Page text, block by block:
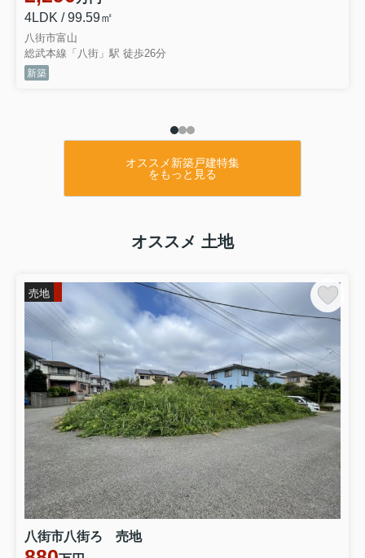
4LDK / 99.59㎡
八街市富山
総武本線「八街」駅 徒歩26分
新築
オススメ新築戸建特集
をもっと見る
オススメ 土地
売地
八街市八街ろ 売地